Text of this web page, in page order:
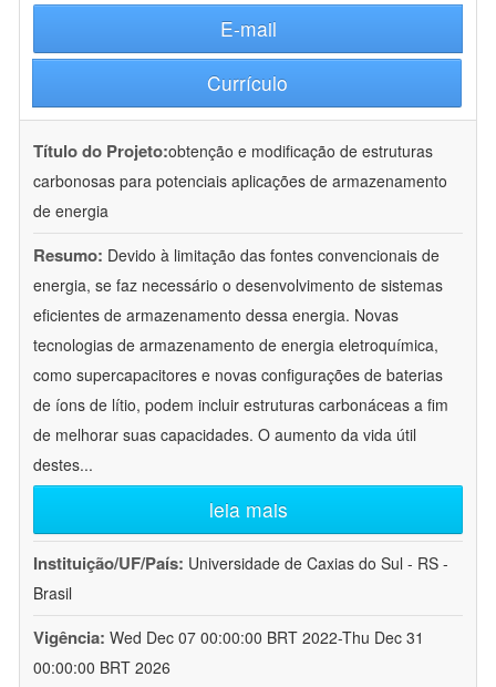
E-mail
Currículo
Título do Projeto:obtenção e modificação de estruturas
carbonosas para potenciais aplicações de armazenamento
de energia
Resumo: Devido à limitação das fontes convencionais de
energia, se faz necessário o desenvolvimento de sistemas
eficientes de armazenamento dessa energia. Novas
tecnologias de armazenamento de energia eletroquímica,
como supercapacitores e novas configurações de baterias
de íons de lítio, podem incluir estruturas carbonáceas a fim
de melhorar suas capacidades. O aumento da vida útil
destes...
leia mais
Instituição/UF/País: Universidade de Caxias do Sul - RS -
Brasil
Vigência: Wed Dec 07 00:00:00 BRT 2022-Thu Dec 31
00:00:00 BRT 2026